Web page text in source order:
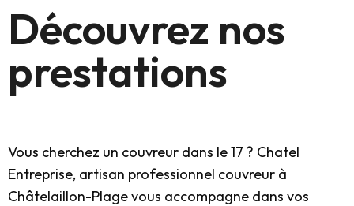
Découvrez nos
prestations
Vous cherchez un couvreur dans le 17 ? Chatel
Entreprise, artisan professionnel couvreur à
Châtelaillon-Plage vous accompagne dans vos